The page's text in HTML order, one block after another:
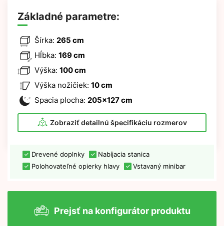
Základné parametre:
Šírka: 265 cm
Hĺbka: 169 cm
Výška: 100 cm
Výška nožičiek: 10 cm
Spacia plocha: 205x127 cm
Zobraziť detailnú špecifikáciu rozmerov
Drevené doplnky
Nabíjacia stanica
Polohovateľné opierky hlavy
Vstavaný minibar
Prejsť na konfigurátor produktu